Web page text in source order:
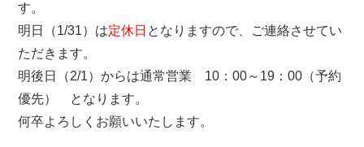
す。
明日（1/31）は定休日 となりますので、ご連絡させてい
ただきます。
明後日（2/1）からは通常営業 10：00～19：00（予約
優先） となります。
何卒よろしくお願いいたします。